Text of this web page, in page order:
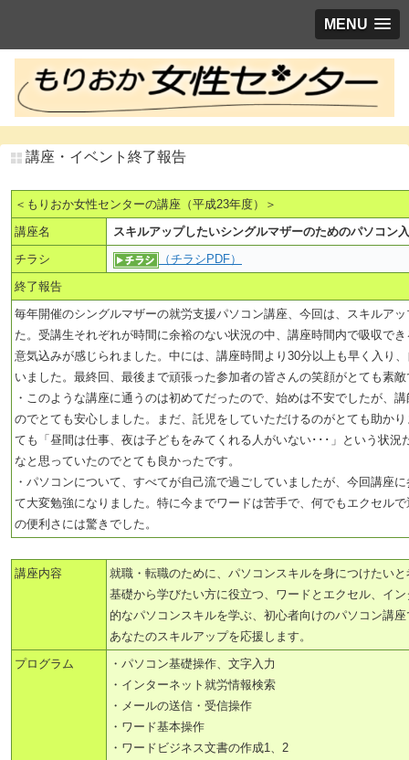
MENU
講座・イベント終了報告
＜もりおか女性センターの講座（平成23年度）＞
講座名
スキルアップしたいシングルマザーのためのパソコン
チラシ
（チラシPDF）
終了報告
毎年開催のシングルマザーの就労支援パソコン講座、今回は、スキルア
た。受講生それぞれが時間に余裕のない状況の中、講座時間内で吸収で
意気込みが感じられました。中には、講座時間より30分以上も早く入り
いました。最終回、最後まで頑張った参加者の皆さんの笑顔がとても素
・このような講座に通うのは初めてだったので、始めは不安でしたが、
のでとても安心しました。まだ、託児をしていただけるのがとても助か
ても「昼間は仕事、夜は子どもをみてくれる人がいない･･･」という状況
なと思っていたのでとても良かったです。
・パソコンについて、すべてが自己流で過ごしていましたが、今回講座
て大変勉強になりました。特に今までワードは苦手で、何でもエクセル
の便利さには驚きでした。
講座内容
就職・転職のために、パソコンスキルを身につけたい
基礎から学びたい方に役立つ、ワードとエクセル、イ
的なパソコンスキルを学ぶ、初心者向けのパソコン講
あなたのスキルアップを応援します。
プログラム
・パソコン基礎操作、文字入力
・インターネット就労情報検索
・メールの送信・受信操作
・ワード基本操作
・ワードビジネス文書の作成1、2